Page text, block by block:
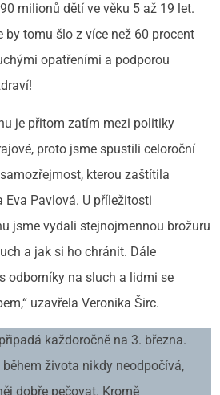
milionů dětí ve věku 5 až 19 let.
by tomu šlo z více než 60 procent
opatřeními a podporou
je přitom zatím mezi politiky
proto jsme spustili celoroční
kterou zaštítila
Eva Pavlová. U příležitosti
jsme vydali stejnojmennou brožuru
a jak si ho chránit. Dále
s odborníky na sluch a lidmi se
uzavřela Veronika Širc.
každoročně na 3. března.
života nikdy neodpočívá,
dobře pečovat. Kromě